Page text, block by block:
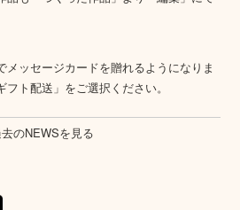
メッセージカードを贈れるようになりま
ト配送」をご選択ください。
のNEWSを見る